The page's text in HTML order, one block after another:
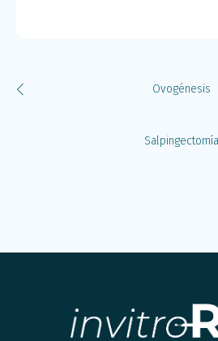
Ovogénesis
Salpingectomía